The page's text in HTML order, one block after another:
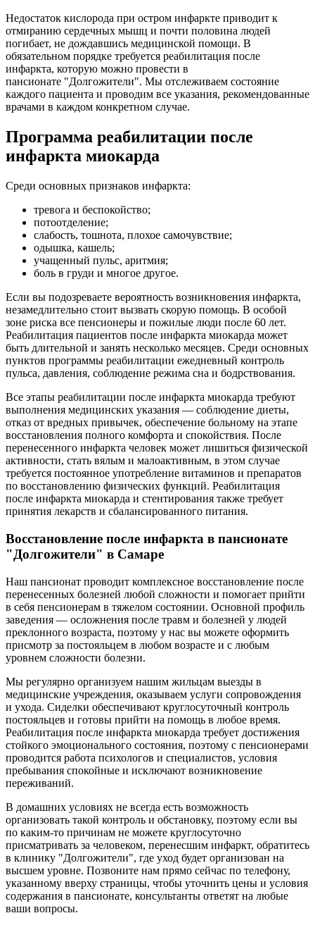
Недостаток кислорода при остром инфаркте приводит к
отмиранию сердечных мышц и почти половина людей
погибает, не дождавшись медицинской помощи. В
обязательном порядке требуется реабилитация после
инфаркта, которую можно провести в
пансионате "Долгожители". Мы отслеживаем состояние
каждого пациента и проводим все указания, рекомендованные
врачами в каждом конкретном случае.
Программа реабилитации после
инфаркта миокарда
Среди основных признаков инфаркта:
тревога и беспокойство;
потоотделение;
слабость, тошнота, плохое самочувствие;
одышка, кашель;
учащенный пульс, аритмия;
боль в груди и многое другое.
Если вы подозреваете вероятность возникновения инфаркта,
незамедлительно стоит вызвать скорую помощь. В особой
зоне риска все пенсионеры и пожилые люди после 60 лет.
Реабилитация пациентов после инфаркта миокарда может
быть длительной и занять несколько месяцев. Среди основных
пунктов программы реабилитации ежедневный контроль
пульса, давления, соблюдение режима сна и бодрствования.
Все этапы реабилитации после инфаркта миокарда требуют
выполнения медицинских указания — соблюдение диеты,
отказ от вредных привычек, обеспечение больному на этапе
восстановления полного комфорта и спокойствия. После
перенесенного инфаркта человек может лишиться физической
активности, стать вялым и малоактивным, в этом случае
требуется постоянное употребление витаминов и препаратов
по восстановлению физических функций. Реабилитация
после инфаркта миокарда и стентирования также требует
принятия лекарств и сбалансированного питания.
Восстановление после инфаркта в пансионате
"Долгожители" в Самаре
Наш пансионат проводит комплексное восстановление после
перенесенных болезней любой сложности и помогает прийти
в себя пенсионерам в тяжелом состоянии. Основной профиль
заведения — осложнения после травм и болезней у людей
преклонного возраста, поэтому у нас вы можете оформить
присмотр за постояльцем в любом возрасте и с любым
уровнем сложности болезни.
Мы регулярно организуем нашим жильцам выезды в
медицинские учреждения, оказываем услуги сопровождения
и ухода. Сиделки обеспечивают круглосуточный контроль
постояльцев и готовы прийти на помощь в любое время.
Реабилитация после инфаркта миокарда требует достижения
стойкого эмоционального состояния, поэтому с пенсионерами
проводится работа психологов и специалистов, условия
пребывания спокойные и исключают возникновение
переживаний.
В домашних условиях не всегда есть возможность
организовать такой контроль и обстановку, поэтому если вы
по каким-то причинам не можете круглосуточно
присматривать за человеком, перенесшим инфаркт, обратитесь
в клинику "Долгожители", где уход будет организован на
высшем уровне. Позвоните нам прямо сейчас по телефону,
указанному вверху страницы, чтобы уточнить цены и условия
содержания в пансионате, консультанты ответят на любые
ваши вопросы.